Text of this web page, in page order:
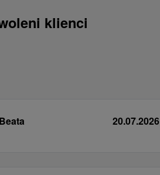
klienci
Beata 20.07.2026